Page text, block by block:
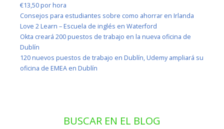
€13,50 por hora
Consejos para estudiantes sobre como ahorrar en Irlanda
Love 2 Learn – Escuela de inglés en Waterford
Okta creará 200 puestos de trabajo en la nueva oficina de
Dublín
120 nuevos puestos de trabajo en Dublín, Udemy ampliará su
oficina de EMEA en Dublín
BUSCAR EN EL BLOG